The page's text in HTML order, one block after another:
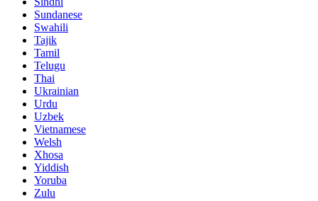
Sundanese
Swahili
Tajik
Tamil
Telugu
Thai
Ukrainian
Urdu
Uzbek
Vietnamese
Welsh
Xhosa
Yiddish
Yoruba
Zulu